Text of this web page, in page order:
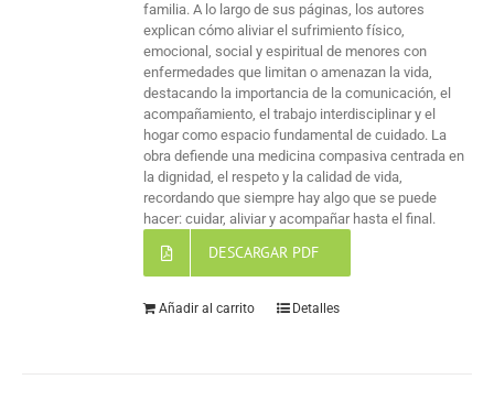
familia. A lo largo de sus páginas, los autores
explican cómo aliviar el sufrimiento físico,
emocional, social y espiritual de menores con
enfermedades que limitan o amenazan la vida,
destacando la importancia de la comunicación, el
acompañamiento, el trabajo interdisciplinar y el
hogar como espacio fundamental de cuidado. La
obra defiende una medicina compasiva centrada en
la dignidad, el respeto y la calidad de vida,
recordando que siempre hay algo que se puede
hacer: cuidar, aliviar y acompañar hasta el final.
DESCARGAR PDF
Añadir al carrito Detalles